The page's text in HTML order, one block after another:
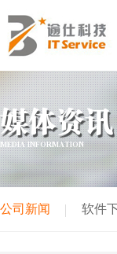
媒体资讯
MEDIA INFORMATION
公司新闻 软件